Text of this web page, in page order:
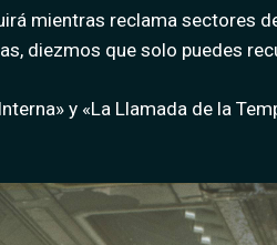
mientras reclama sectores
diezmos que solo puedes
y «La Llamada de la